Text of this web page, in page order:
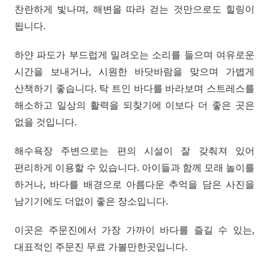
찬란하게 빛나며, 해변을 따라 걷는 것만으로도 힐링이
됩니다.
하얀 파도가 부드럽게 밀려오는 소리를 들으며 여유로운
시간을 보내거나, 시원한 바닷바람을 맞으며 가볍게
산책하기 좋습니다. 탁 트인 바다를 바라보며 스트레스를
해소하고 일상의 활력을 되찾기에 이보다 더 좋은 곳은
없을 것입니다.
해수욕장 주변으로는 편의 시설이 잘 갖춰져 있어
편리하게 이용할 수 있습니다. 아이들과 함께 모래 놀이를
하거나, 바다를 배경으로 아름다운 추억을 담은 사진을
남기기에도 더없이 좋은 장소입니다.
이곳은 주문진에서 가장 가까이 바다를 즐길 수 있는,
대표적인 주문진 무료 가볼만한곳입니다.